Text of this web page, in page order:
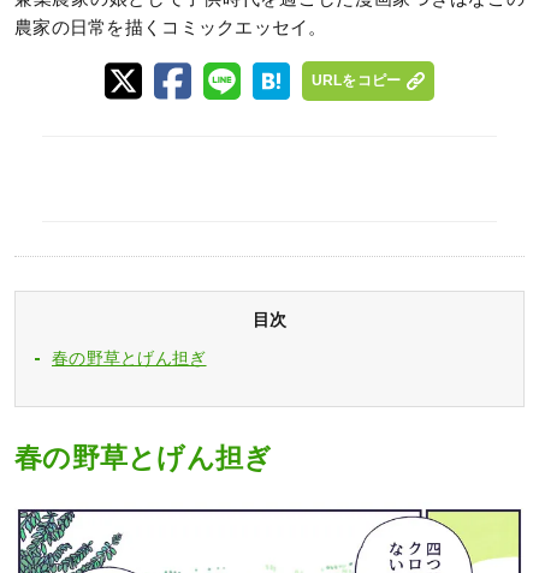
農家の日常を描くコミックエッセイ。
URLをコピー
目次
春の野草とげん担ぎ
春の野草とげん担ぎ